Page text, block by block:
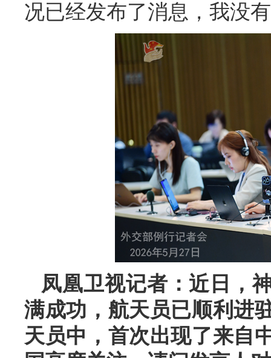
况已经发布了消息，我没
凤凰卫视记者：近日，
满成功，航天员已顺利进
天员中，首次出现了来自